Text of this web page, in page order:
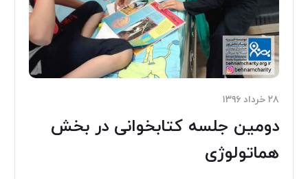
۲۸ خرداد ۱۳۹۶
دومین جلسه کتابخوانی در بخش
هماتولوژی